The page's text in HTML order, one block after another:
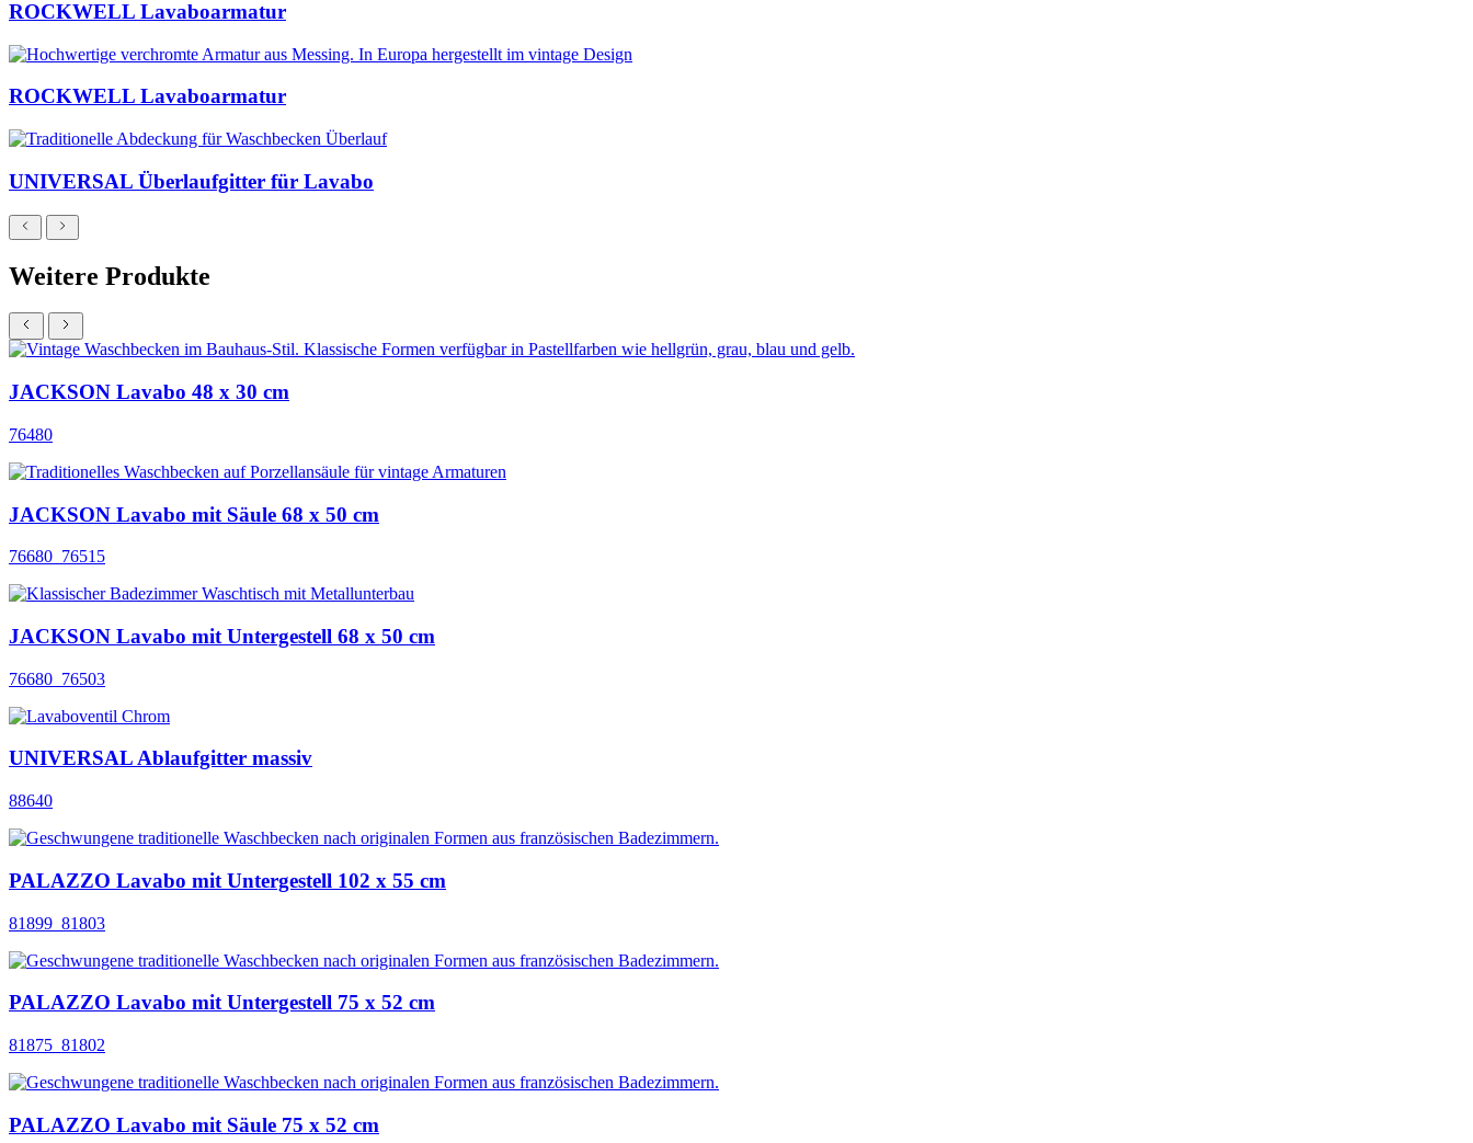
ROCKWELL Lavaboarmatur
ROCKWELL Lavaboarmatur
UNIVERSAL Überlaufgitter für Lavabo
Weitere Produkte
JACKSON Lavabo 48 x 30 cm
76480
JACKSON Lavabo mit Säule 68 x 50 cm
76680_76515
JACKSON Lavabo mit Untergestell 68 x 50 cm
76680_76503
UNIVERSAL Ablaufgitter massiv
88640
PALAZZO Lavabo mit Untergestell 102 x 55 cm
81899_81803
PALAZZO Lavabo mit Untergestell 75 x 52 cm
81875_81802
PALAZZO Lavabo mit Säule 75 x 52 cm